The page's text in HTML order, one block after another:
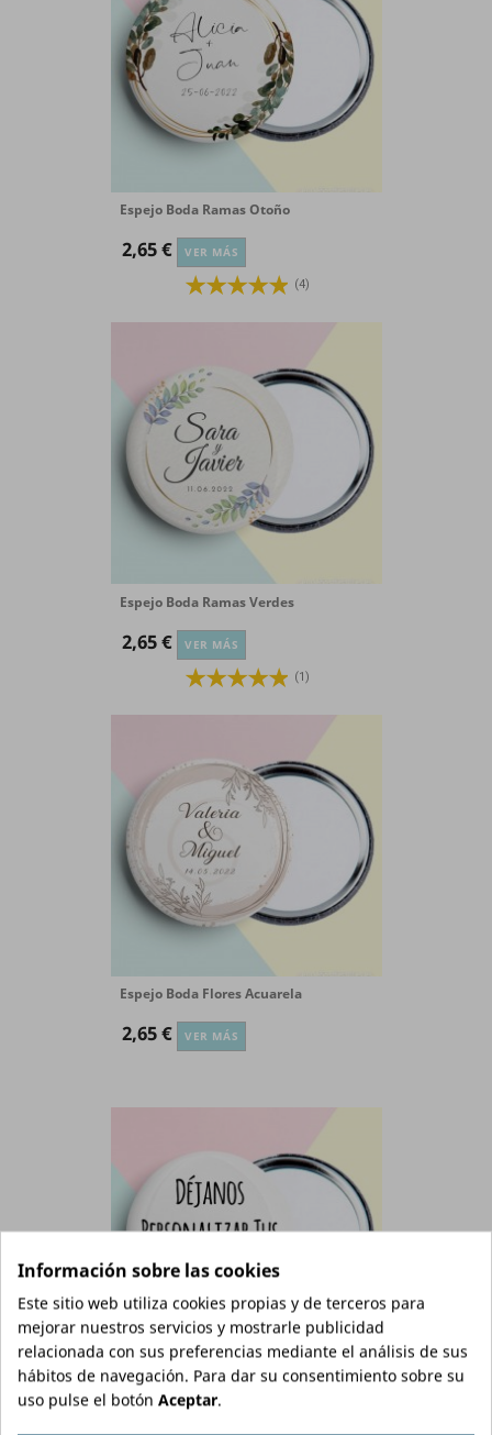
Espejo Boda Ramas Otoño
2,65 € VER MÁS
(4)
Espejo Boda Ramas Verdes
2,65 € VER MÁS
(1)
Espejo Boda Flores Acuarela
2,65 € VER MÁS
Espejo Personalizado
Información sobre las cookies
Este sitio web utiliza cookies propias y de terceros para
mejorar nuestros servicios y mostrarle publicidad
relacionada con sus preferencias mediante el análisis de sus
hábitos de navegación. Para dar su consentimiento sobre su
uso pulse el botón Aceptar.